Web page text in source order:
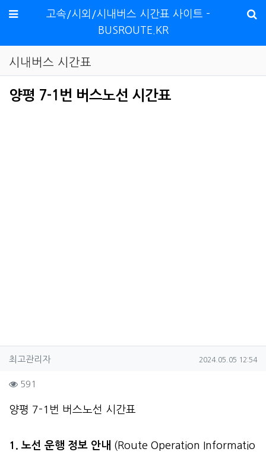
메뉴
고속/시외/시내버스 시간표 사이트 -
BUSROUTE.KR
시내버스 시간표
양평 7-1번 버스노선 시간표
작성자 정보
최고관리자작성 작성일
2024.05.05 12:54
컨텐츠 정보
591
본문
양평 7-1번 버스노선 시간표
1. 노선 운행 정보 안내 (Route Operation Informatio